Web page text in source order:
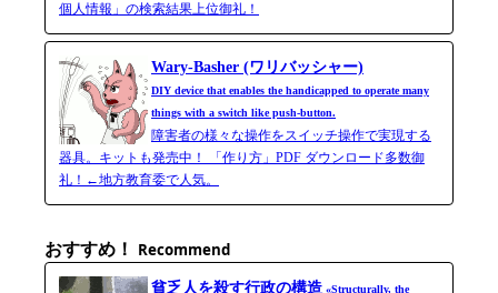
個人情報」の検索結果上位御礼！
Wary-Basher (ワリバッシャー)
DIY device that enables the handicapped to operate many
things with a switch like push-button.
障害者の様々な操作をスイッチ操作で実現する
器具。キットも発売中！ 「作り方」PDF ダウンロード多数御
礼！←地方教育委で人気。
おすすめ！ Recommend
貧乏人を殺す行政の構造 «Structurally, the